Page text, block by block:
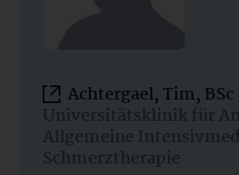
Achtergael, Tim, BSc
Universitätsklinik für
Allgemeine
Schmerztherapie